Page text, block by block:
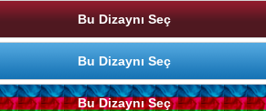
Bu Dizaynı Seç
Bu Dizaynı Seç
Bu Dizaynı Seç